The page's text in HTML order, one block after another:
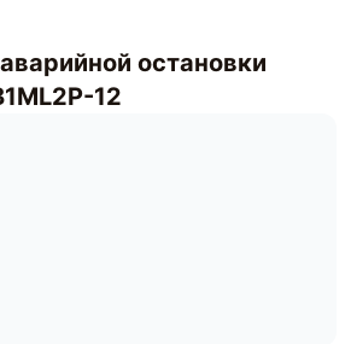
остановки
12